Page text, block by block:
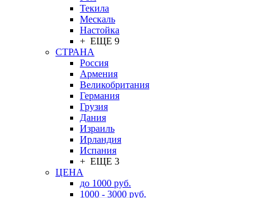
Текила
Мескаль
Настойка
+ ЕЩЕ 9
СТРАНА
Россия
Армения
Великобритания
Германия
Грузия
Дания
Израиль
Ирландия
Испания
+ ЕЩЕ 3
ЦЕНА
до 1000 руб.
1000 - 3000 руб.